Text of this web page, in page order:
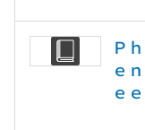
Ｐ
ｅ
ｅ